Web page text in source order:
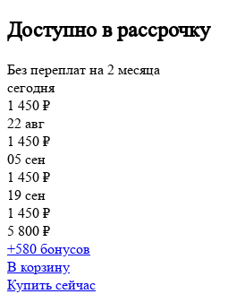
Доступно в рассрочку
Без переплат на 2 месяца
сегодня
1 450 ₽
22 авг
1 450 ₽
05 сен
1 450 ₽
19 сен
1 450 ₽
5 800 ₽
+580 бонусов
В корзину
Купить сейчас